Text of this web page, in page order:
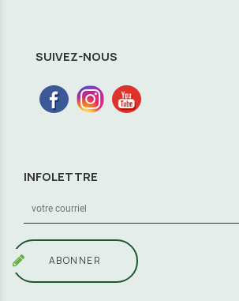
SUIVEZ-NOUS
INFOLETTRE
ABONNER